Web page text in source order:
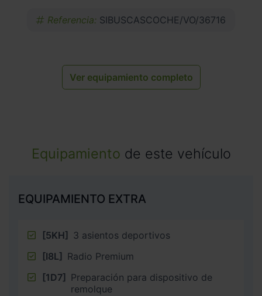
Referencia: SIBUSCASCOCHE/VO/36716
Ver equipamiento completo
Equipamiento de este vehículo
EQUIPAMIENTO EXTRA
[5KH] 3 asientos deportivos
[I8L] Radio Premium
[1D7] Preparación para dispositivo de
remolque